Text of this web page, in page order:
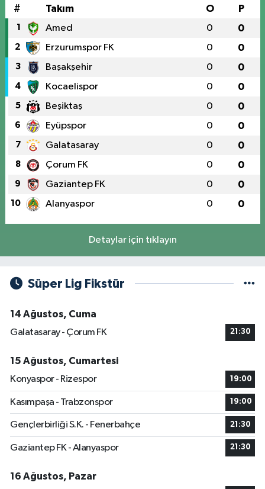
# Takım O P
1 Amed 0 0
2 Erzurumspor FK 0 0
3 Başakşehir 0 0
4 Kocaelispor 0 0
5 Beşiktaş 0 0
6 Eyüpspor 0 0
7 Galatasaray 0 0
8 Çorum FK 0 0
9 Gaziantep FK 0 0
10 Alanyaspor 0 0
Detaylar için tıklayın
Süper Lig Fikstür
14 Ağustos, Cuma
Galatasaray - Çorum FK
21:30
15 Ağustos, Cumartesi
Konyaspor - Rizespor
19:00
Kasımpaşa - Trabzonspor 19:00
Gençlerbirliği S.K. - Fenerbahçe 21:30
Gaziantep FK - Alanyaspor 21:30
16 Ağustos, Pazar